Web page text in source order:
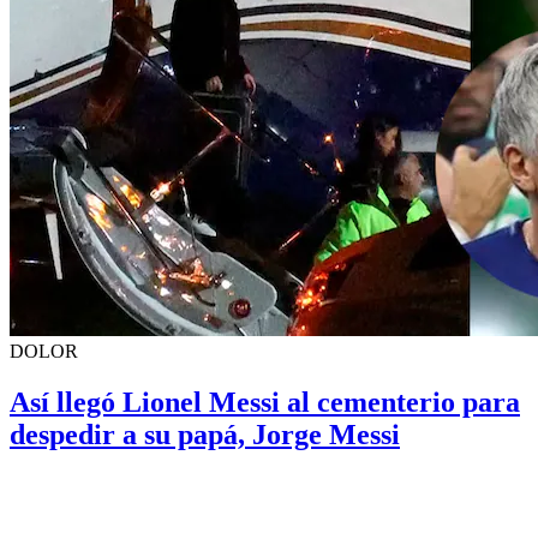
DOLOR
Así llegó Lionel Messi al cementerio para
despedir a su papá, Jorge Messi